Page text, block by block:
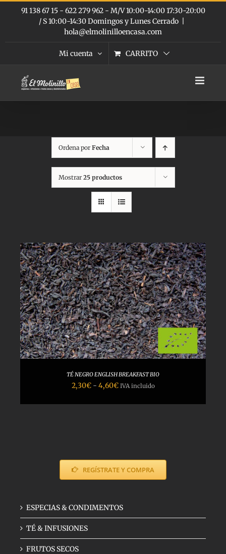
Saltar
91 138 67 15 - 622 279 962 - M/V 10:00-14:00 17:30-20:00
/ S 10:00-14:30 Domingos y Lunes Cerrado
hola@elmolinilloencasa.com
Mi cuenta CARRITO
Ordena por Fecha
Mostrar 25 productos
TÉ NEGRO ENGLISH BREAKFAST BIO
2,30€ - 4,60€Rango
precios:
IVA incluido
REGÍSTRATE Y COMPRA
ESPECIAS & CONDIMENTOS
TÉ & INFUSIONES
FRUTOS SECOS